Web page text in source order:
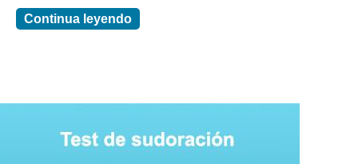
Continua leyendo